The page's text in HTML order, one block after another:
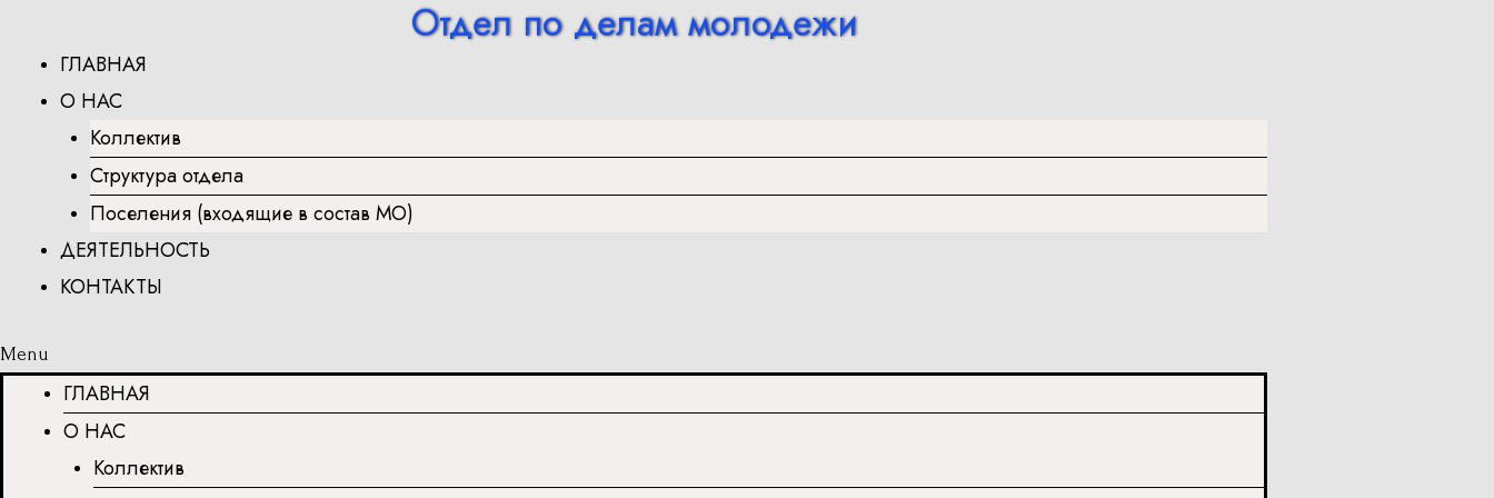
содержимому
Отдел по делам молодежи
ГЛАВНАЯ
О НАС
Коллектив
Структура отдела
Поселения (входящие в состав МО)
ДЕЯТЕЛЬНОСТЬ
КОНТАКТЫ
Menu
ГЛАВНАЯ
О НАС
Коллектив